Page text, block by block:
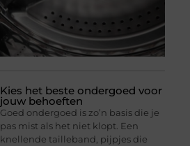
Kies het beste ondergoed voor
jouw behoeften
Goed ondergoed is zo’n basis die je
pas mist als het niet klopt. Een
knellende tailleband, pijpjes die